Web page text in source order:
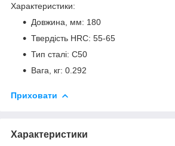
Характеристики:
Довжина, мм: 180
Твердість HRC: 55-65
Тип сталі: C50
Вага, кг: 0.292
Приховати
Характеристики